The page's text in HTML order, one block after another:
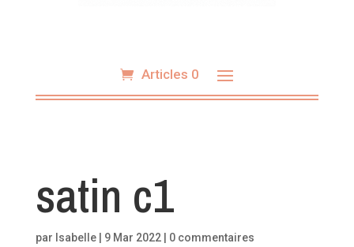
Articles 0
satin c1
par Isabelle| 9 Mar 2022| 0 commentaires